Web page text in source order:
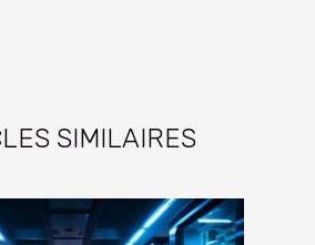
SIMILAIRES